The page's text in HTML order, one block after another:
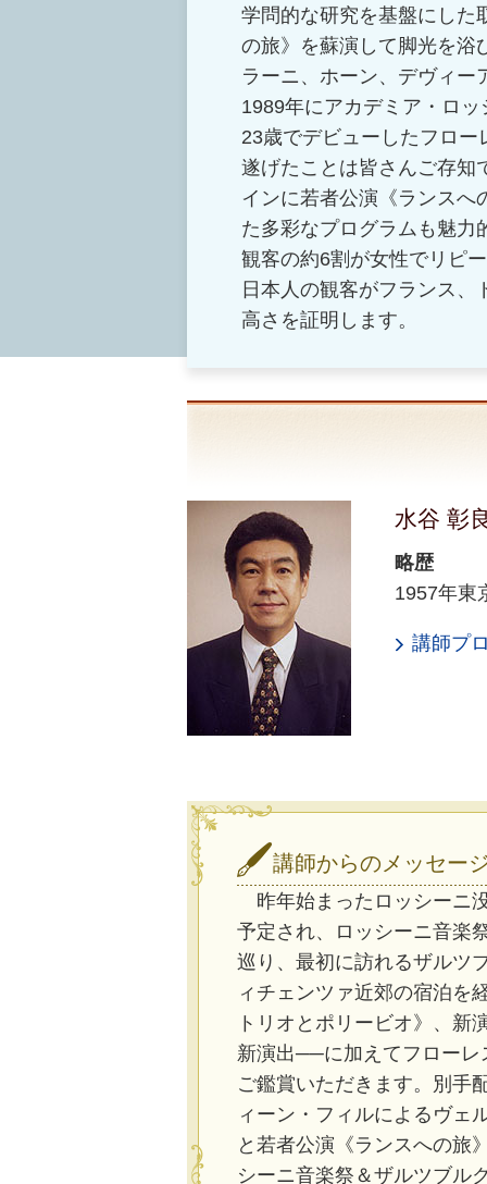
学問的な研究を基盤にした
の旅》を蘇演して脚光を浴
ラーニ、ホーン、デヴィー
1989年にアカデミア・ロ
23歳でデビューしたフロ
遂げたことは皆さんご存知
インに若者公演《ランスへ
た多彩なプログラムも魅力
観客の約6割が女性でリピ
日本人の観客がフランス
高さを証明します。
水谷 彰
略歴
1957年東
講師プ
講師からのメッセー
昨年始まったロッシーニ
予定され、ロッシーニ音楽
巡り、最初に訪れるザルツ
ィチェンツァ近郊の宿泊を
トリオとポリービオ》、新
新演出──に加えてフローレ
ご鑑賞いただきます。別手
ィーン・フィルによるヴェ
と若者公演《ランスへの旅
シーニ音楽祭＆ザルツブル